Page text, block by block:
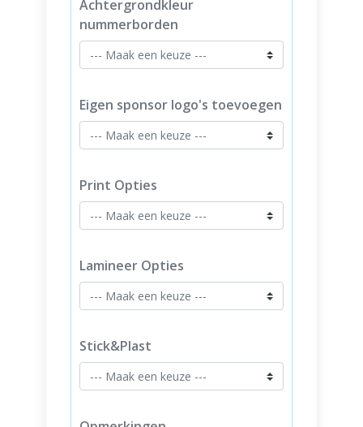
Achtergrondkleur
nummerborden
Eigen sponsor logo's toevoegen
Print Opties
Lamineer Opties
Stick&Plast